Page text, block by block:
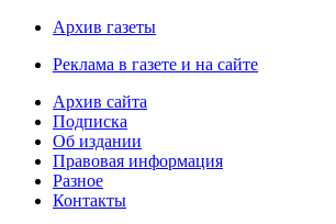
Архив газеты
Реклама в газете и на сайте
Архив сайта
Подписка
Об издании
Правовая информация
Разное
Контакты